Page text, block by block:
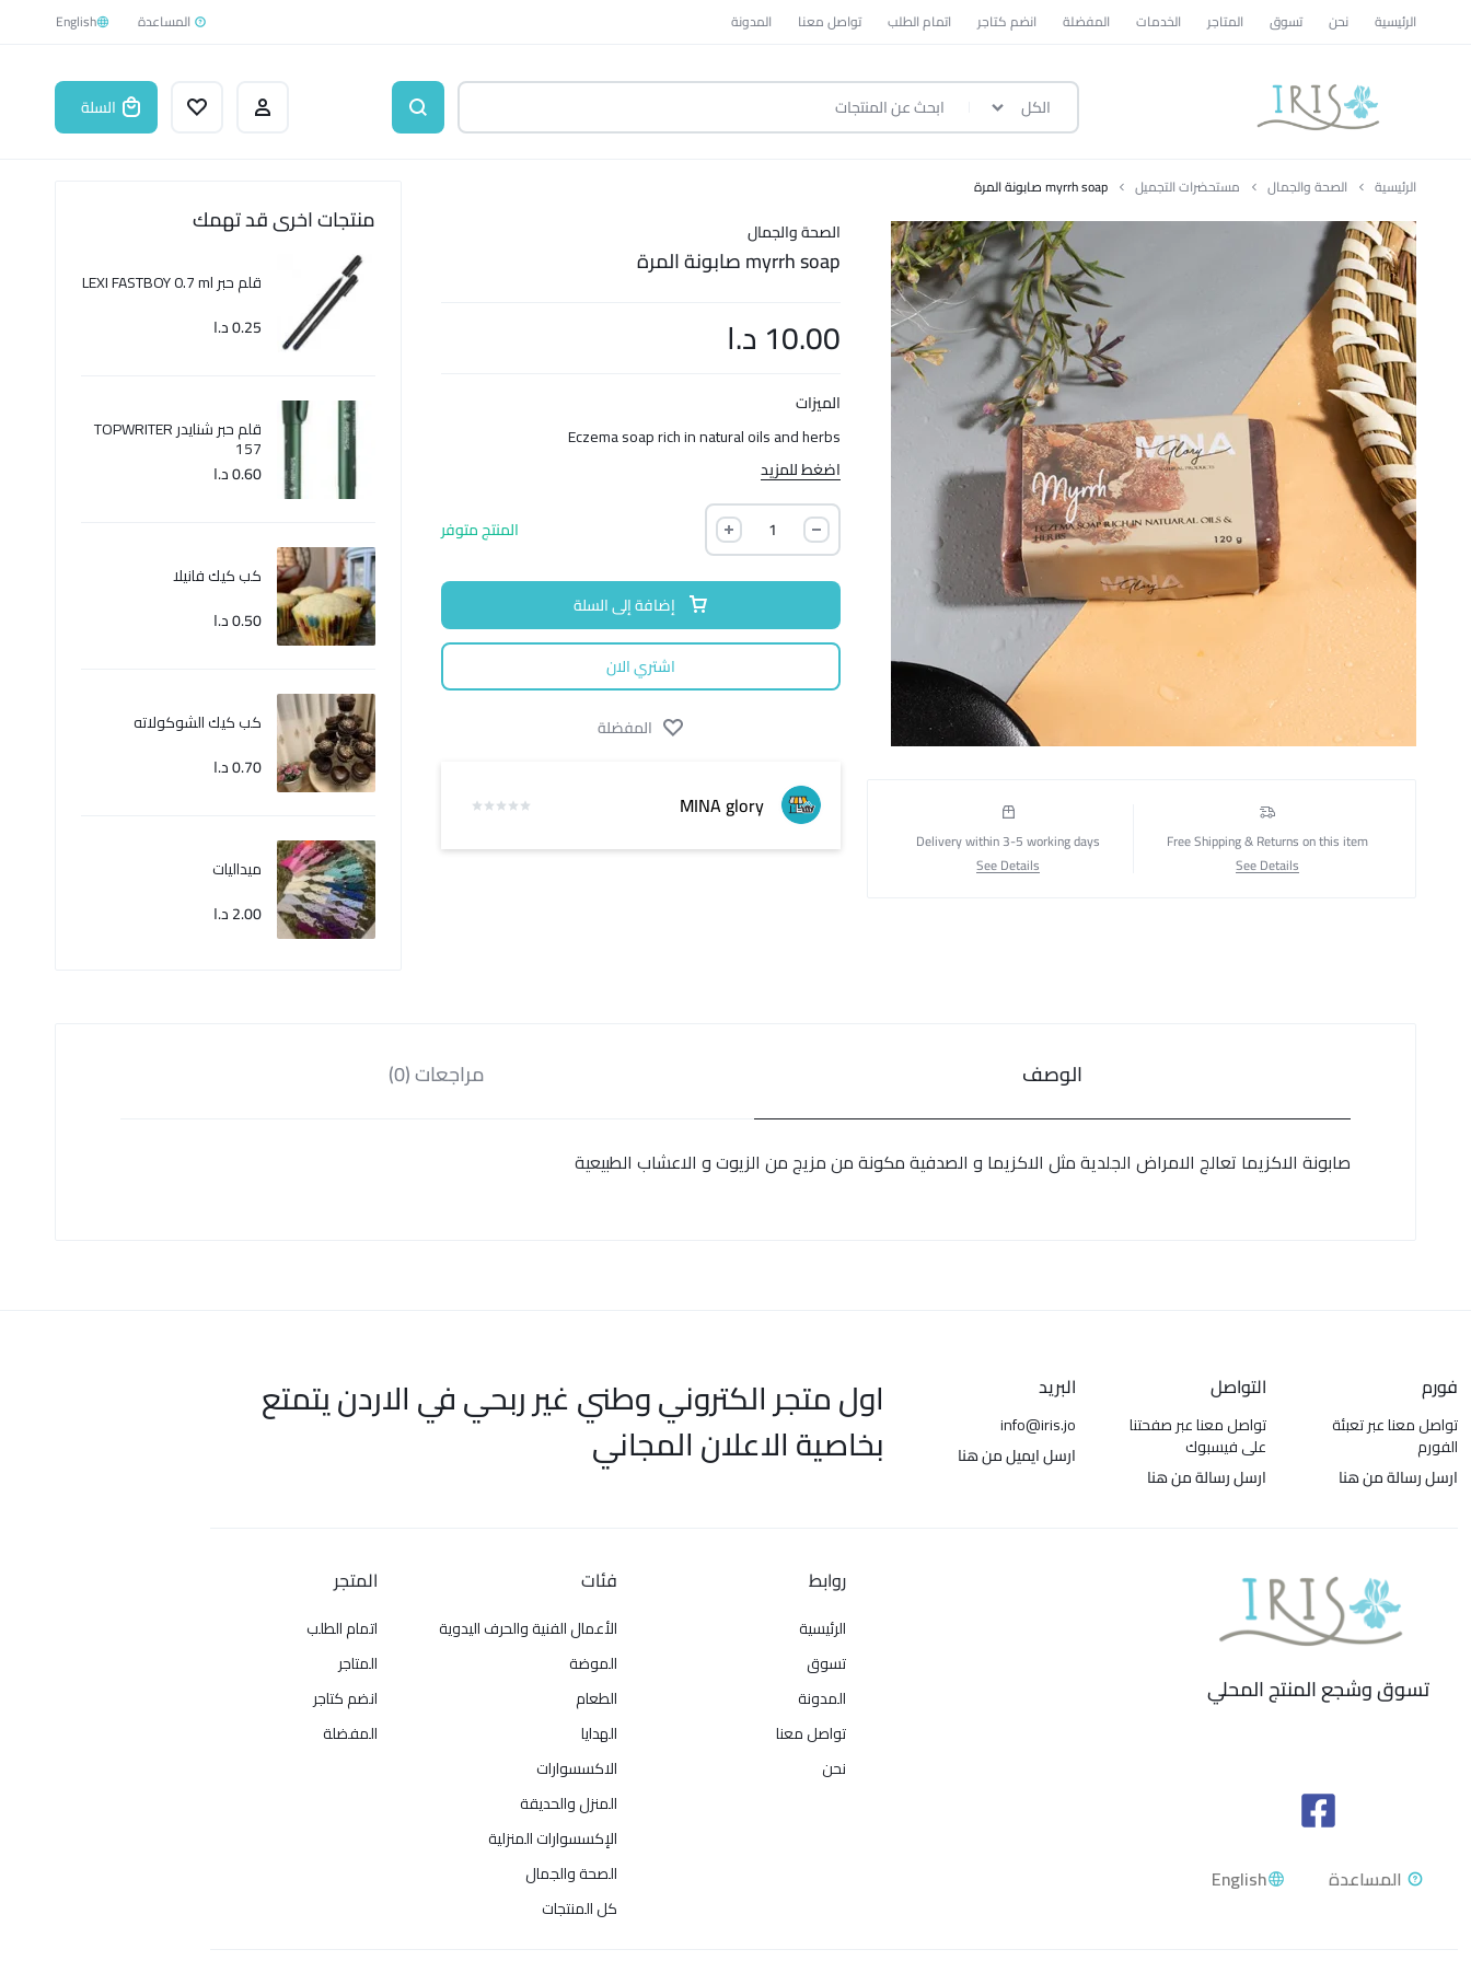
الرئيسية نحن تسوق المتاجر الخدمات المفضلة انضم كتاجر اتمام الطلب تواصل معنا المدونة English
|
متجر
تسوق
وطني
الكل السلة
الرئيسية الصحة والجمال مستحضرات التجميل myrrh soap صابونة المرة
Free Shipping & Returns on this item
See Details
Delivery within 3-5 working days
See Details
الصحة والجمال
myrrh soap صابونة المرة
10.00 د.ا
الميزات
Eczema soap rich in natural oils and herbs
اضغط للمزيد
المنتج متوفر
إضافة إلى السلة
اشتري الان
المفضلة
MINA glory
منتجات اخرى قد تهمك
قلم حبر LEXI FASTBOY 0.7 ml
0.25د.ا
قلم حبر شنايدر TOPWRITER
157
0.60د.ا
كب كيك فانيلا
0.50د.ا
كب كيك الشوكولاته
0.70د.ا
ميداليات
2.00د.ا
الوصف مراجعات (0)
صابونة الاكزيما تعالج الامراض الجلدية مثل الاكزيما و الصدفية مكونة من مزيج من الزيوت و الاعشاب الطبيعية
فورم
تواصل معنا عبر تعبئة
الفورم
ارسل رسالة من هنا
التواصل
تواصل معنا عبر صفحتنا
على فيسبوك
ارسل رسالة من هنا
البريد
info@iris.jo
ارسل ايميل من هنا
اول متجر الكتروني وطني غير ربحي في الاردن يتمتع
بخاصية الاعلان المجاني
تسوق وشجع المنتج المحلي
English
روابط
الرئيسية
تسوق
المدونة
تواصل معنا
نحن
فئات
الأعمال الفنية والحرف اليدوية
الموضة
الطعام
الهدايا
الاكسسوارات
المنزل والحديقة
الإكسسوارات المنزلية
الصحة والجمال
كل المنتجات
المتجر
اتمام الطلب
المتاجر
انضم كتاجر
المفضلة